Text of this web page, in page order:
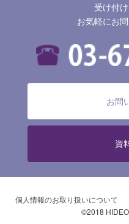
受け付
お気軽にお
お問
資
個人情報のお取り扱いについて
©2018